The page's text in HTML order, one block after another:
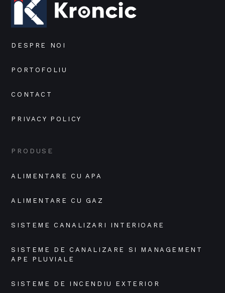
DESPRE NOI
PORTOFOLIU
CONTACT
PRIVACY POLICY
PRODUSE
ALIMENTARE CU APA
ALIMENTARE CU GAZ
SISTEME CANALIZARI INTERIOARE
SISTEME DE CANALIZARE SI MANAGEMENT
APE PLUVIALE
SISTEME DE INCENDIU EXTERIOR